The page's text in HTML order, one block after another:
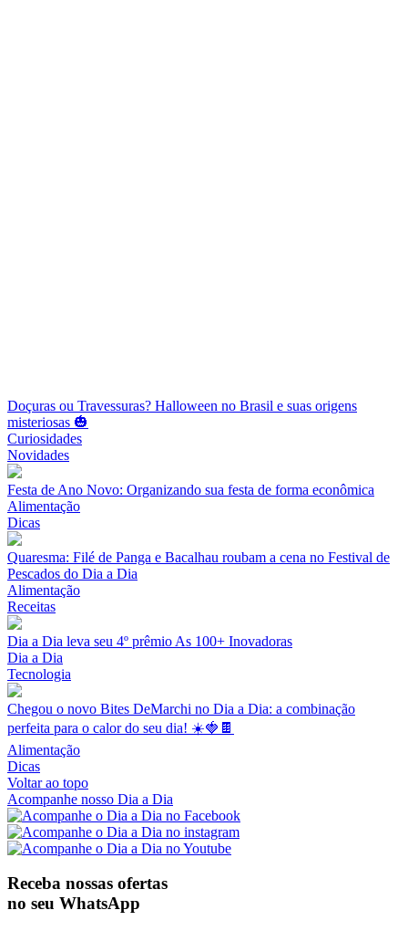
Doçuras ou Travessuras? Halloween no Brasil e suas origens
misteriosas 🎃
Curiosidades
Novidades
Festa de Ano Novo: Organizando sua festa de forma econômica
Alimentação
Dicas
Quaresma: Filé de Panga e Bacalhau roubam a cena no Festival de
Pescados do Dia a Dia
Alimentação
Receitas
Dia a Dia leva seu 4º prêmio As 100+ Inovadoras
Dia a Dia
Tecnologia
Chegou o novo Bites DeMarchi no Dia a Dia: a combinação
perfeita para o calor do seu dia! ☀️🍓🍫
Alimentação
Dicas
Voltar ao topo
Acompanhe nosso Dia a Dia
Receba nossas ofertas
no seu WhatsApp